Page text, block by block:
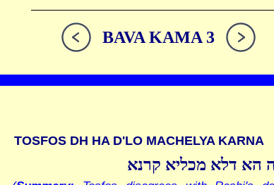
BAVA KAMA 3
TOSFOS DH HA D'LO MACHELYA KARNA
הא דלא מכליא קרנא